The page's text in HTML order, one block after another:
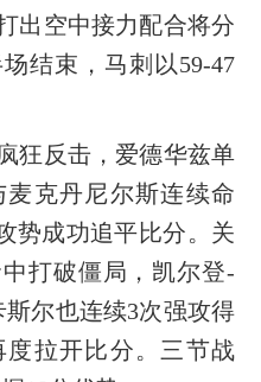
出空中接力配合将分
结束，马刺以59-47
狂反击，爱德华兹单
克丹尼尔斯连续命
势成功追平比分。关
打破僵局，凯尔登-
尔也连续3次强攻得
拉开比分。三节战